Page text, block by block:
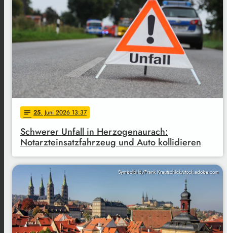
notes 25. Juni 2026 13:37
Schwerer Unfall in Herzogenaurach:
Notarzteinsatzfahrzeug und Auto kollidieren
Symbolbild/Frank Krautschick/stock.adobe.com